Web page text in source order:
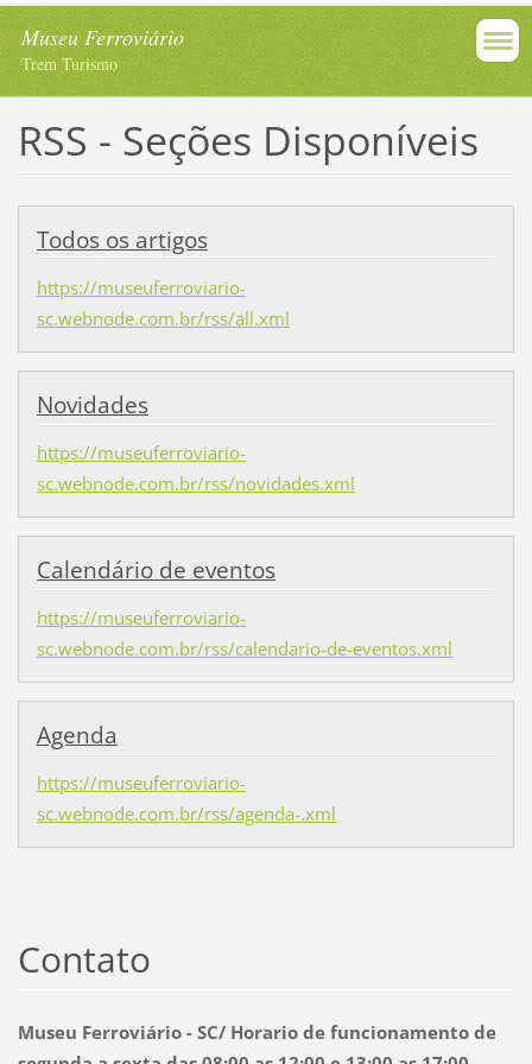
Museu Ferroviário
Trem Turismo
RSS - Seções Disponíveis
Todos os artigos
https://museuferroviario-
sc.webnode.com.br/rss/all.xml
Novidades
https://museuferroviario-
sc.webnode.com.br/rss/novidades.xml
Calendário de eventos
https://museuferroviario-
sc.webnode.com.br/rss/calendario-de-eventos.xml
Agenda
https://museuferroviario-
sc.webnode.com.br/rss/agenda-.xml
Contato
Museu Ferroviário - SC/ Horario de funcionamento de